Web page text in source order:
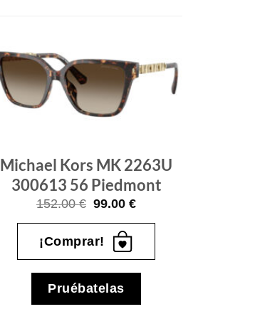
Gafas
Michael Kors MK 2263U
300613 56 Piedmont
152.00€ El
original
era:
152.00 €.
99.00€El
actual
¡Comprar!
Pruébatelas